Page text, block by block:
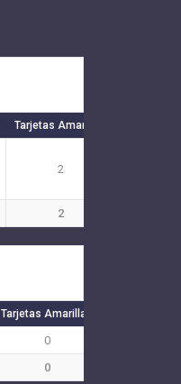
Tarjetas Amarillas
2
2
Tarjetas Amarillas
0
0